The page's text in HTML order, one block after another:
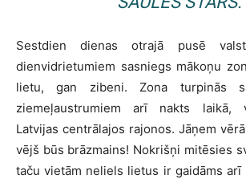
Sestdien dienas otrajā pusē
dienvidrietumiem sasniegs mākoņu
lietu, gan zibeni. Zona turpinās
ziemeļaustrumiem arī nakts laikā,
Latvijas centrālajos rajonos. Jāņem
vējš būs brāzmains! Nokrišņi mitēsies
taču vietām neliels lietus ir gaidāms arī